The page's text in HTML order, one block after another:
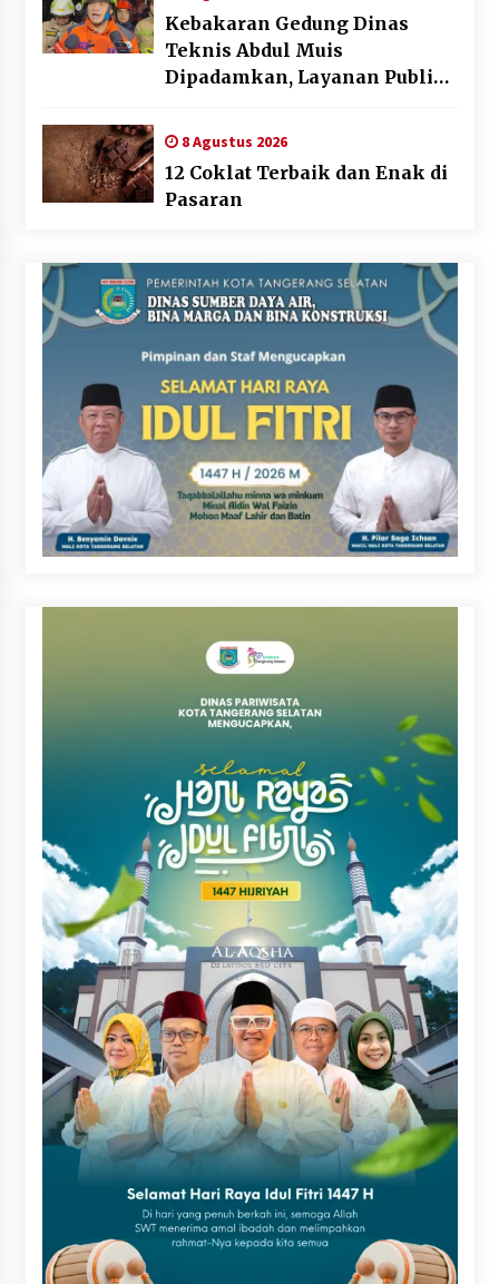
Kebakaran Gedung Dinas
Teknis Abdul Muis
Dipadamkan, Layanan Publik
8 Agustus 2026
12 Coklat Terbaik dan Enak di
Pasaran